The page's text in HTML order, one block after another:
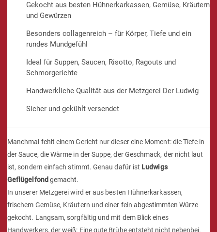
Gekocht aus besten Hühnerkarkassen, Gemüse, Kräutern
und Gewürzen
Besonders collagenreich – für Körper, Tiefe und ein
rundes Mundgefühl
Ideal für Suppen, Saucen, Risotto, Ragouts und
Schmorgerichte
Handwerkliche Qualität aus der Metzgerei Der Ludwig
Sicher und gekühlt versendet
Manchmal fehlt einem Gericht nur dieser eine Moment: die Tiefe in
der Sauce, die Wärme in der Suppe, der Geschmack, der nicht laut
ist, sondern einfach stimmt. Genau dafür ist Ludwigs
Geflügelfond gemacht.
In unserer Metzgerei wird er aus besten Hühnerkarkassen,
frischem Gemüse, Kräutern und einer fein abgestimmten Würze
gekocht. Langsam, sorgfältig und mit dem Blick eines
Handwerkers, der weiß: Eine gute Brühe entsteht nicht nebenbei.